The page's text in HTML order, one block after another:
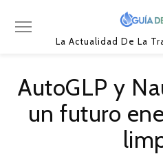
La Actualidad De La
AutoGLP y
un futuro